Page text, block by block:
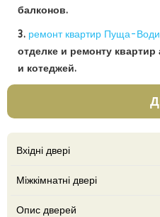
балконов.
3. ремонт квартир Пуща-
отделке и ремонту
и котеджей.
Вхідні двері
Міжкімнатні двері
Опис дверей